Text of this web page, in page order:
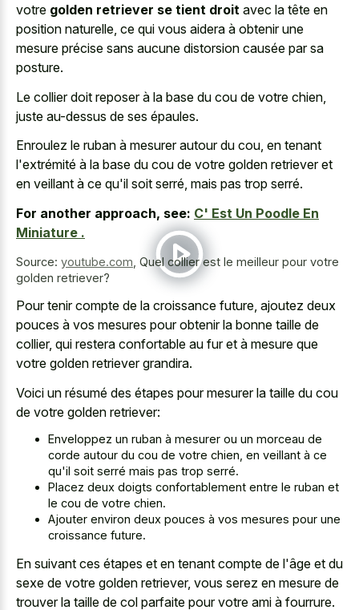
votre golden retriever se tient droit avec la tête en
position naturelle, ce qui vous aidera à obtenir une
mesure précise sans aucune distorsion causée par sa
posture.
Le collier doit reposer à la base du cou de votre chien,
juste au-dessus de ses épaules.
Enroulez le ruban à mesurer autour du cou, en tenant
l'extrémité à la base du cou de votre golden retriever et
en veillant à ce qu'il soit serré, mais pas trop serré.
For another approach, see: C' Est Un Poodle En
Miniature .
Source: youtube.com Quel collier est le meilleur pour votre
golden retriever?
Pour tenir compte de la croissance future, ajoutez deux
pouces à vos mesures pour obtenir la bonne taille de
collier, qui restera confortable au fur et à mesure que
votre golden retriever grandira.
Voici un résumé des étapes pour mesurer la taille du cou
de votre golden retriever:
Enveloppez un ruban à mesurer ou un morceau de
corde autour du cou de votre chien, en veillant à ce
qu'il soit serré mais pas trop serré.
Placez deux doigts confortablement entre le ruban et
le cou de votre chien.
Ajouter environ deux pouces à vos mesures pour une
croissance future.
En suivant ces étapes et en tenant compte de l'âge et du
sexe de votre golden retriever, vous serez en mesure de
trouver la taille de col parfaite pour votre ami à fourrure.